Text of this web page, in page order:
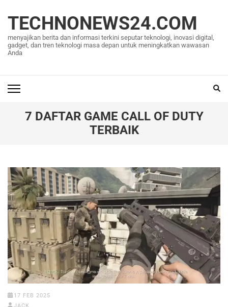
konten
(Tekan
Enter)
TECHNONEWS24.COM
menyajikan berita dan informasi terkini seputar teknologi, inovasi digital,
gadget, dan tren teknologi masa depan untuk meningkatkan wawasan
Anda
7 DAFTAR GAME CALL OF DUTY
TERBAIK
17 FEB 2025